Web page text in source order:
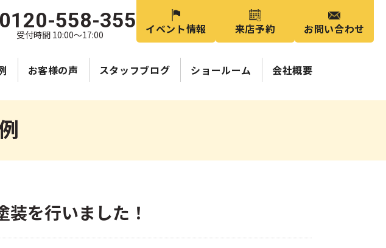
0120-558-355
受付時間 10:00～17:00 イベント情報 来店予約 お問い合わせ
お客様の声 スタッフブログ ショールーム 会社概要
装を行いました！